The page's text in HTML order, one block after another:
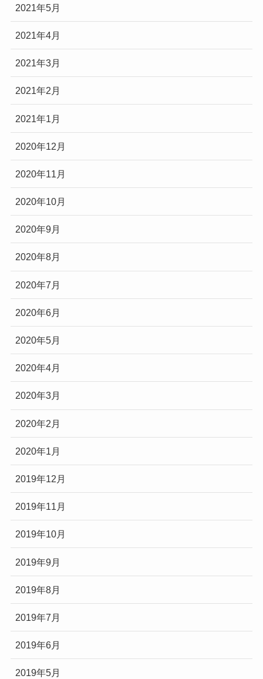
2021年5月
2021年4月
2021年3月
2021年2月
2021年1月
2020年12月
2020年11月
2020年10月
2020年9月
2020年8月
2020年7月
2020年6月
2020年5月
2020年4月
2020年3月
2020年2月
2020年1月
2019年12月
2019年11月
2019年10月
2019年9月
2019年8月
2019年7月
2019年6月
2019年5月